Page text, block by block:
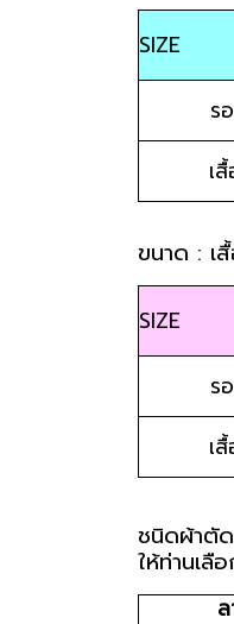
ร
เ
ขนาด : เ
ร
เ
ชนิดผ้าตั
ให้ท่านเลื